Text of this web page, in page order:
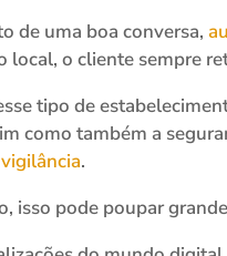
de uma boa conversa,
local, o cliente sempre
tipo de
como também a
.
isso pode poupar